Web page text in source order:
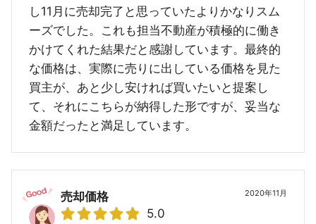
し11月に売却完了と思っていたよりかなりスム
ーズでした。これも担当不動産が積極的に働き
かけてくれた結果だと感謝しています。最終的
な価格は、実際に売りに出している価格を見た
買主が、あと少し安ければ買いたいと提案し
て、それにこちらが納得した形ですが、妥当な
金額だったと満足しています。
2020年11月
売却価格
5.0